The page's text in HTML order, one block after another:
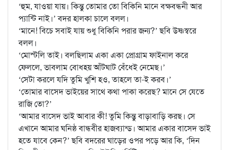
‘হুম, যাওয়া যায়। কিন্তু তোমার তো বিকিনি মানে বক্ষবন্ধনী আর
প্যান্টি নাই।’ বদর হালকা চালে বলল।
‘মানে! বিচে সবাই যায় শুধু বিকিনি পরার জন্য?’ ছবি উষ্ণস্বরে
বলল।
‘মোস্টলি তাই। বলছিলাম একা একা প্রোগ্রাম ফাইনাল করে
ফেললে, ভাবলাম বোধহয় আঁটঘাট বেঁধেই নেমেছ।’
‘সেটা করলে যদি তুমি খুশি হও, তাহলে তা-ই করব।’
‘তোমার বাসেদ ভাইয়ের সাথে কথা পাকা করেছ? মানে সে যেতে
রাজি তো?’
‘আমার বাসেদ ভাই আবার কী! তুমি কিন্তু বাড়াবাড়ি করছ। সে
এখানে আমার ঘনিষ্ঠ বান্ধবীর হাজব্যান্ড। আমার একার বাসেদ ভাই
হতে যাবে কেন?’ ছবি বদরের ঘাড়ের ওপর পড়ে আর কি, ‘দিন